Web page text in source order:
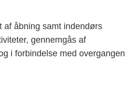
af åbning samt indendørs
gennemgås af
i forbindelse med overgangen